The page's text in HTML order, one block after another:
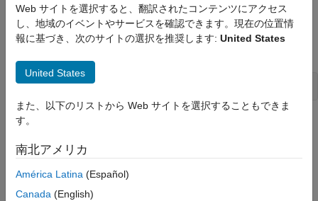
MATLAB Compiler SDK
C 共有ライブラリの統合
C++ 共有ライブラリの統合
mwArray API を使用して C++ アプリケーショ
ンにデプロイする (C++03)
mclGetLogFileName
項目一覧
説明
例
MATLABRuntimeで使用しているログ ファイルの名前を取得
const char* mclGetLogFileName()
説明
mclGetLogFileName()
MATLAB Runtimeで使用されているログ ファイルの名前を表す
文字列を返します。
Web サイトを選択すると、翻訳されたコンテンツにアクセス
し、地域のイベントやサービスを確認できます。現在の位置情
報に基づき、次のサイトの選択を推奨します: United States
United States
また、以下のリストから Web サイトを選択することもできま
す。
南北アメリカ
América Latina (Español)
Canada (English)